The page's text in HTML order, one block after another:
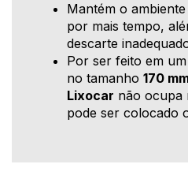
Mantém o
por mais tempo,
descarte
Por ser feito em
no tamanho 170
Lixocar não ocupa
pode ser colocado